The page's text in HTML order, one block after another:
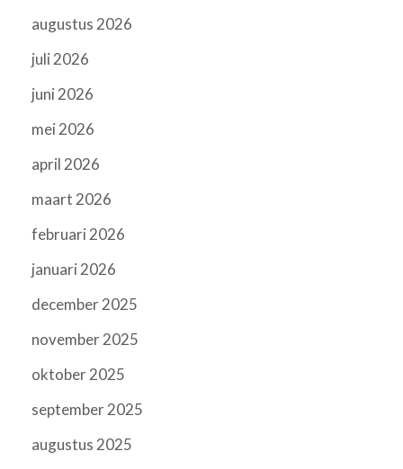
augustus 2026
juli 2026
juni 2026
mei 2026
april 2026
maart 2026
februari 2026
januari 2026
december 2025
november 2025
oktober 2025
september 2025
augustus 2025